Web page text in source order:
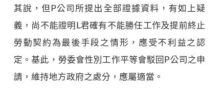
其說，但P公司所提出全部證據資料，有如上疑
義，尚不能證明L君確有不能勝任工作及提前終止
勞動契約為最後手段之情形，應受不利益之認
定。基此，勞委會性別工作平等會駁回P公司之申
請，維持地方政府之處分，應屬適當。